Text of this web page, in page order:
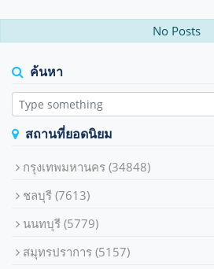
No Posts
ค้นหา
สถานที่ยอดนิยม
กรุงเทพมหานคร
(34848)
ชลบุรี
(7613)
นนทบุรี
(5779)
สมุทรปราการ
(5157)